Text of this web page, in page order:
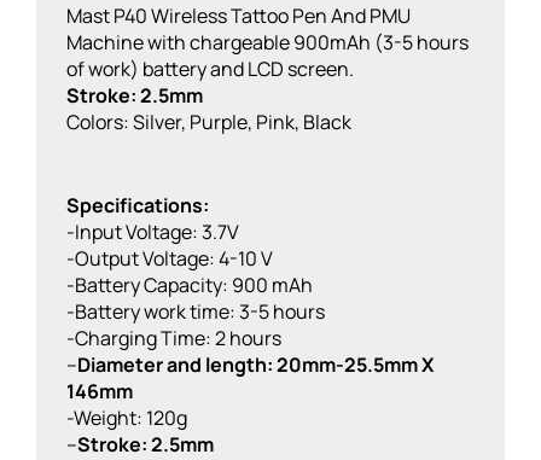
Mast P40 Wireless Tattoo Pen And PMU
Machine with chargeable 900mAh (3-5 hours
of work) battery and LCD screen.
Stroke: 2.5mm
Colors: Silver, Purple, Pink, Black
Specifications:
-Input Voltage: 3.7V
-Output Voltage: 4-10 V
-Battery Capacity: 900 mAh
-Battery work time: 3-5 hours
-Charging Time: 2 hours
–Diameter and length: 20mm-25.5mm X
146mm
-Weight: 120g
–Stroke: 2.5mm